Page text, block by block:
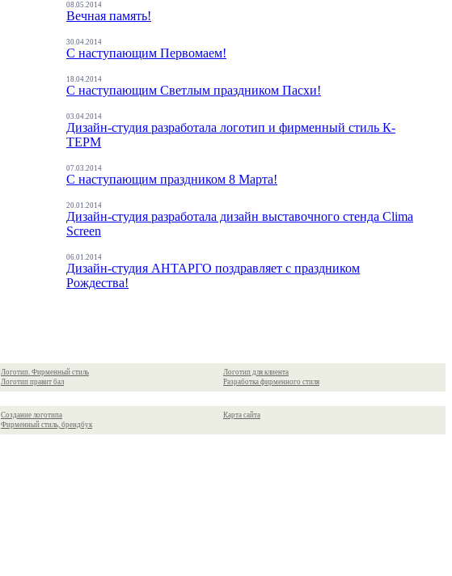
08.05.2014
Вечная память!
30.04.2014
С наступающим Первомаем!
18.04.2014
С наступающим Светлым праздником Пасхи!
03.04.2014
Дизайн-студия разработала логотип и фирменный стиль К-
ТЕРМ
07.03.2014
С наступающим праздником 8 Марта!
20.01.2014
Дизайн-студия разработала дизайн выставочного стенда Clima
Screen
06.01.2014
Дизайн-студия АНТАРГО поздравляет с праздником
Рождества!
Логотип. Фирменный стиль
Логотип правит бал
Логотип для клиента
Разработка фирменного стиля
Создание логотипа
Фирменный стиль, брендбук
Карта сайта